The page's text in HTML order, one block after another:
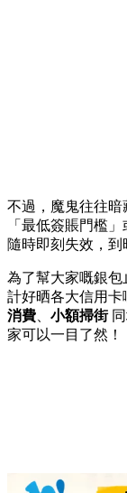
不過，魔鬼往往
「最低簽賬門檻
隨時即刻失效，到
為了幫大家嘅銀包
計好晒各大信用
消費
小額掃街同
家可以一目了然！